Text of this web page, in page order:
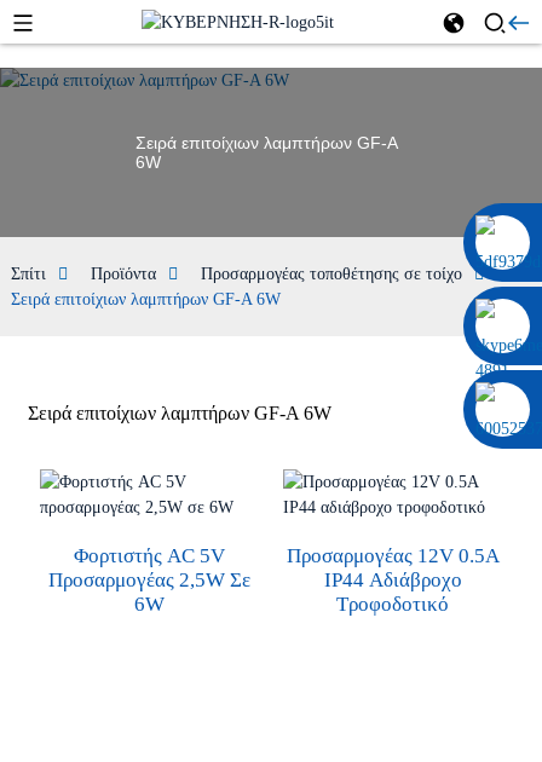
0086 13322920697
Σειρά επιτοίχιων λαμπτήρων GF-A
6W
Σπίτι Προϊόντα
Προσαρμογέας τοποθέτησης σε τοίχο
Σειρά επιτοίχιων λαμπτήρων GF-A 6W
Σειρά επιτοίχιων λαμπτήρων GF-A 6W
Φορτιστής AC 5V
Προσαρμογέας 2,5W Σε
6W
Προσαρμογέας 12V 0.5A
IP44 Αδιάβροχο
Τροφοδοτικό